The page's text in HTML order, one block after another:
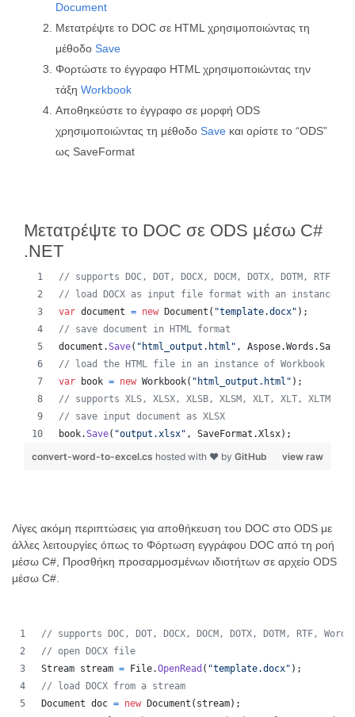
Document
Μετατρέψτε το DOC σε HTML χρησιμοποιώντας τη
μέθοδο Save
Φορτώστε το έγγραφο HTML χρησιμοποιώντας την
τάξη Workbook
Αποθηκεύστε το έγγραφο σε μορφή ODS
χρησιμοποιώντας τη μέθοδο Save και ορίστε το “ODS”
ως SaveFormat
Μετατρέψτε το DOC σε ODS μέσω C#
.NET
// supports DOC, DOT, DOCX, DOCM, DOTX, DOTM, RTF,
// load DOCX as input file format with an instance of
var document = new Document ( "template.docx" ) ;
// save document in HTML format
document .Save( "html_output.html" , Aspose.Words .
// load the HTML file in an instance of Workbook
var
book = new Workbook( "html_output.html" ) ;
// supports XLS, XLSX, XLSB, XLSM, XLT, XLT, XLTM,
// save input document as XLSX
book.Save( "output.xlsx" , SaveFormat .Xlsx) ;
view raw
convert-word-to-excel.cs hosted with ❤ by GitHub
Λίγες ακόμη περιπτώσεις για αποθήκευση του DOC στο ODS με
άλλες λειτουργίες όπως το Φόρτωση εγγράφου DOC από τη ροή
μέσω C#, Προσθήκη προσαρμοσμένων ιδιοτήτων σε αρχείο ODS
μέσω C#.
// supports DOC, DOT, DOCX, DOCM, DOTX, DOTM, RTF,
// open DOCX file
Stream stream = File.OpenRead ( "template.docx" ) ;
// load DOCX from a stream
Document doc = new Document ( stream) ;